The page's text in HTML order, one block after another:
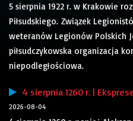
5 sierpnia 1922 r. w Krakowie
Piłsudskiego. Związek
weteranów Legionów Polskich
piłsudczykowska organizacja
niepodległościowa.
4 sierpnia 1260 r. |
2026-08-04